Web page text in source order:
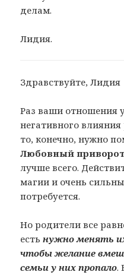
делам.
Лидия.
Здравствуйте, Лидия
Раз ваши отношения
негативного
то, конечно, нужно
Любовный приворот
лучше всего.
магии и очень
потребуется.
Но родители все
естьнужно менять
чтобы желание
семьи у них пропало.